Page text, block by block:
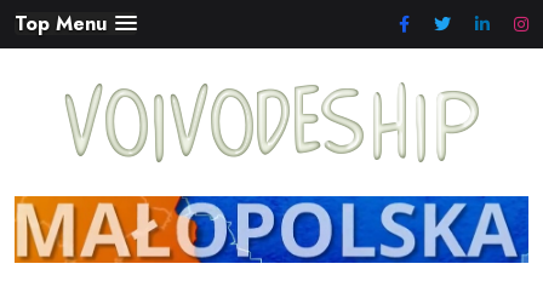
Skip
to
Top Menu